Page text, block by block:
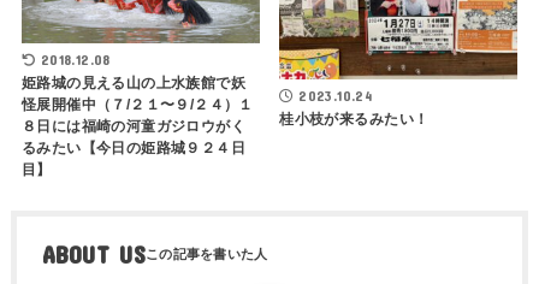
2018.12.08
姫路城の見える山の上水族館で妖
怪展開催中（７/２１〜９/２４）１
８日には福崎の河童ガジロウがく
るみたい【今日の姫路城９２４日
目】
2023.10.24
桂小枝が来るみたい！
ABOUT US